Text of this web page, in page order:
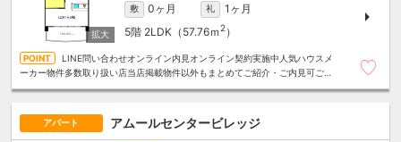
敷 0ヶ月 礼
1ヶ月
5階 2LDK（57.76ｍ 2）
LINE問い合わせオンライン内見オンライン契約実施中人気ハウスメ
ーカー物件多数取り扱い店当店掲載物件以外もまとめてご紹介・ご内見可ご予
アパート アムールセンタービレッジ